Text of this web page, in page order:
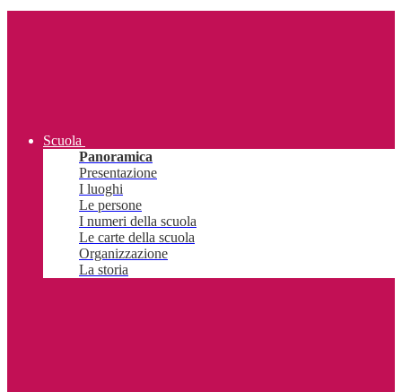
Scuola
Panoramica
Presentazione
I luoghi
Le persone
I numeri della scuola
Le carte della scuola
Organizzazione
La storia